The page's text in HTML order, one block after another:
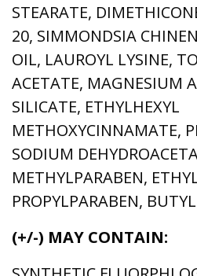
STEARATE,
20, SIMMONDSIA
OIL, LAUROYL LYSINE,
ACETATE, MAGNESIUM
SILICATE, ETHYLHEXYL
METHOXYCINNAMATE,
SODIUM
METHYLPARABEN,
PROPYLPARABEN,
(+/-) MAY CONTAIN: